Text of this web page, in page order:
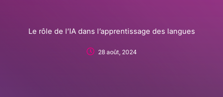
Le rôle de l’IA dans l’apprentissage des langues
28 août, 2024